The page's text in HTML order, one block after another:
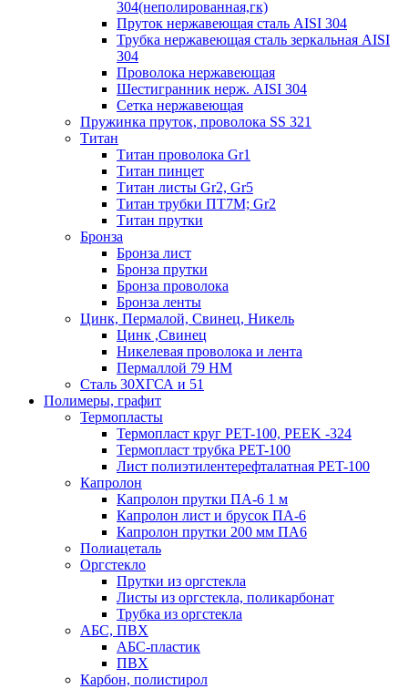
304(неполированная,гк)
Пруток нержавеющая сталь AISI 304
Трубка нержавеющая сталь зеркальная AISI
304
Проволока нержавеющая
Шестигранник нерж. AISI 304
Сетка нержавеющая
Пружинка пруток, проволока SS 321
Титан
Титан проволока Gr1
Титан пинцет
Титан листы Gr2, Gr5
Титан трубки ПТ7М; Gr2
Титан прутки
Бронза
Бронза лист
Бронза прутки
Бронза проволока
Бронза ленты
Цинк, Пермалой, Свинец, Никель
Цинк ,Свинец
Никелевая проволока и лента
Пермаллой 79 НМ
Сталь 30ХГСА и 51
Полимеры, графит
Термопласты
Термопласт круг PET-100, PEEK -324
Термопласт трубка PET-100
Лист полиэтилентерефталатная PET-100
Капролон
Капролон прутки ПА-6 1 м
Капролон лист и брусок ПА-6
Капролон прутки 200 мм ПА6
Полиацеталь
Оргстекло
Прутки из оргстекла
Листы из оргстекла, поликарбонат
Трубка из оргстекла
АБС, ПВХ
АБС-пластик
ПВХ
Карбон, полистирол